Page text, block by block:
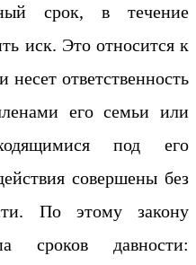
срок, в течение
иск. Это относится к
несет ответственность
его семьи или
под его
совершены без
По этому закону
сроков давности: